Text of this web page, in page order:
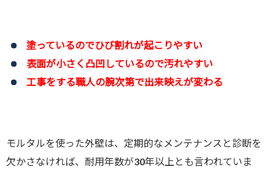
塗っているのでひび割れが起こりやすい
表面が小さく凸凹しているので汚れやすい
工事をする職人の腕次第で出来映えが変わる
モルタルを使った外壁は、定期的なメンテナンスと診断を
欠かさなければ、耐用年数が30年以上とも言われていま